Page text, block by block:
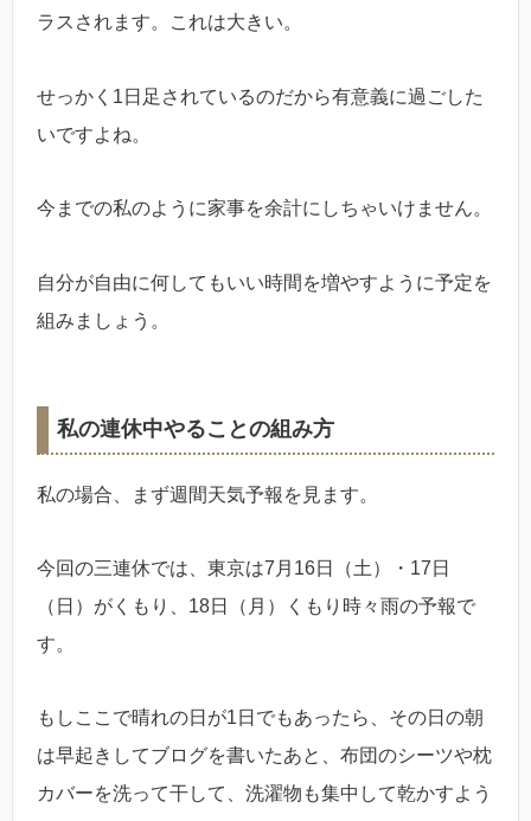
ラスされます。これは大きい。
せっかく1日足されているのだから有意義に過ごした
いですよね。
今までの私のように家事を余計にしちゃいけません。
自分が自由に何してもいい時間を増やすように予定を
組みましょう。
私の連休中やることの組み方
私の場合、まず週間天気予報を見ます。
今回の三連休では、東京は7月16日（土）・17日
（日）がくもり、18日（月）くもり時々雨の予報で
す。
もしここで晴れの日が1日でもあったら、その日の朝
は早起きしてブログを書いたあと、布団のシーツや枕
カバーを洗って干して、洗濯物も集中して乾かすよう